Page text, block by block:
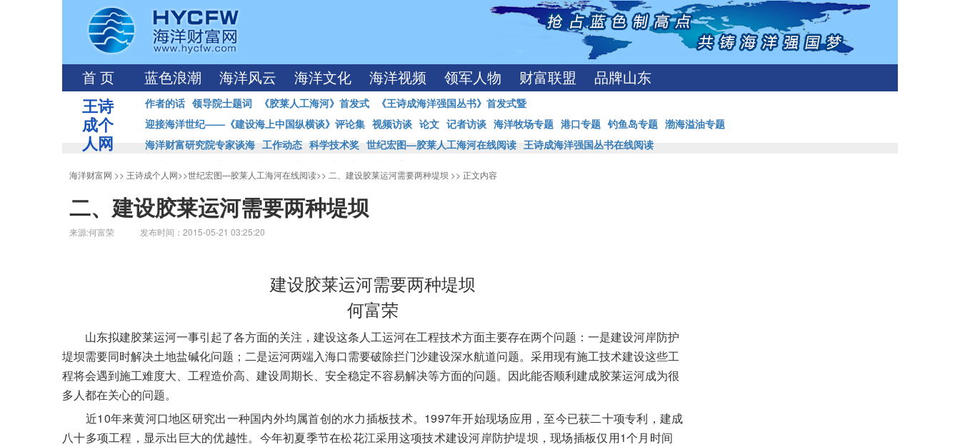
首 页 蓝色浪潮 海洋风云 海洋文化 海洋视频 领军人物 财富联盟 品牌山东
王诗
成个
人网
作者的话 领导院士题词 《胶莱人工海河》首发式
《王诗成海洋强国丛书》首发式暨
迎接海洋世纪——《建设海上中国纵横谈》评论集 视频访谈 论文 记者访谈 海洋牧场专题 港口专题 钓鱼岛专题 渤海溢油专题
海洋财富研究院专家谈海 工作动态 科学技术奖 世纪宏图—胶莱人工海河在线阅读 王诗成海洋强国丛书在线阅读
王诗成海洋强国丛书首发式
海洋访谈 学术论文 学术报告
海洋财富网 >> 王诗成个人网>>世纪宏图—胶莱人工海河在线阅读>> 二、建设胶莱运河需要两种堤坝 >> 正文内容
二、建设胶莱运河需要两种堤坝
来源:何富荣 发布时间：2015-05-21 03:25:20
建设胶莱运河需要两种堤坝
何富荣
山东拟建胶莱运河一事引起了各方面的关注，建设这条人工运河在工程技术方面主要存在两个问题：一是建设河岸防护
堤坝需要同时解决土地盐碱化问题；二是运河两端入海口需要破除拦门沙建设深水航道问题。采用现有施工技术建设这些工
程将会遇到施工难度大、工程造价高、建设周期长、安全稳定不容易解决等方面的问题。因此能否顺利建成胶莱运河成为很
多人都在关心的问题。
近10年来黄河口地区研究出一种国内外均属首创的水力插板技术。 1997年开始现场应用，至今已获二十项专利，建成
八十多项工程，显示出巨大的优越性。今年初夏季节在松花江采用这项技术建设河岸防护堤坝，现场插板仅用 1个月时间